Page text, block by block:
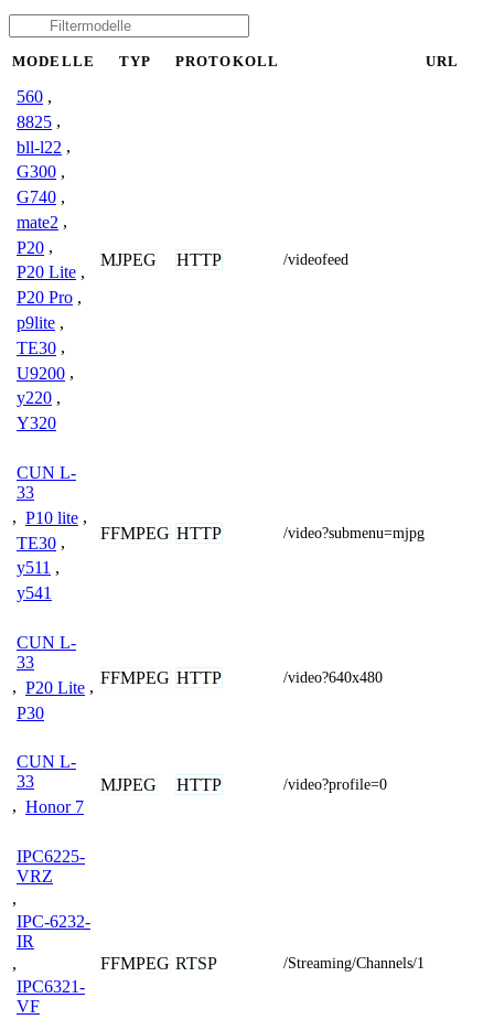
MODELLE TYP PROTOKOLL URL
560 ,
8825 ,
bll-l22 ,
G300 ,
G740 ,
mate2 ,
P20 ,
P20 Lite ,
P20 Pro ,
p9lite ,
TE30 ,
U9200 ,
y220 ,
Y320
MJPEG HTTP /videofeed
CUN L-
33
, P10 lite ,
TE30 ,
y511 ,
y541
FFMPEG HTTP /video?submenu=mjpg
CUN L-
33
, P20 Lite ,
P30
FFMPEG HTTP /video?640x480
CUN L-
33
, Honor 7
MJPEG HTTP /video?profile=0
IPC6225-
VRZ
,
IPC-6232-
IR
,
IPC6321-
VF
FFMPEG RTSP /Streaming/Channels/1